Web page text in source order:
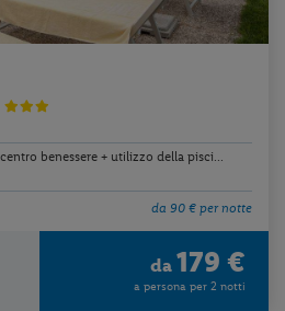
benessere + utilizzo della pisci...
da 90 € per notte
da 179 €
a persona per 2 notti